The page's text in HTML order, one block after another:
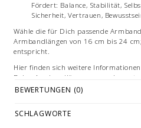
Fördert: Balance, Stabilität,
Sicherheit, Vertrauen,
Wähle die für Dich passende
Armbandlängen von 16 cm bis 24
entspricht.
Hier finden sich weitere
Deine Armbandlänge messen kannst.
Bitte beachte unsere
BEWERTUNGEN (0)
SCHLAGWORTE